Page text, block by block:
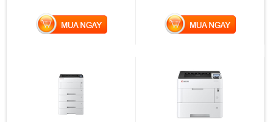
MUA NGAY MUA NGAY